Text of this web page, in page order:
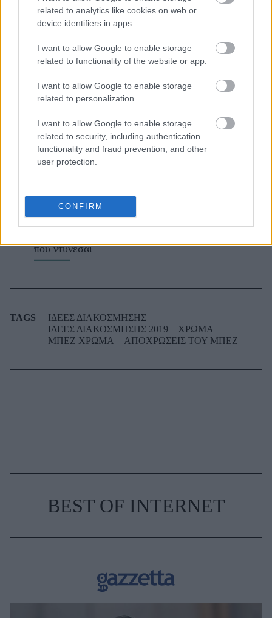
related to analytics like cookies on web or
device identifiers in apps.
I want to allow Google to enable storage
related to functionality of the website or app.
I want to allow Google to enable storage
related to personalization.
I want to allow Google to enable storage
related to security, including authentication
functionality and fraud prevention, and other
user protection.
CONFIRM
ΔΙΑΒΑΖΟΝΤΑΙ ΤΩΡΑ
Οι μαμάκηδες του ζωδιακού: Αυτά τα ζώδια είναι
συνήθως κολλημένα στη μαμά τους
καθαρίζεις κάθε εβδομάδα
που ντύνεσαι
TAGS
ΙΔΕΕΣ ΔΙΑΚΟΣΜΗΣΗΣ
ΙΔΕΕΣ ΔΙΑΚΟΣΜΗΣΗΣ 2019
ΧΡΩΜΑ
ΜΠΕΖ ΧΡΩΜΑ
ΑΠΟΧΡΩΣΕΙΣ ΤΟΥ ΜΠΕΖ
BEST OF INTERNET